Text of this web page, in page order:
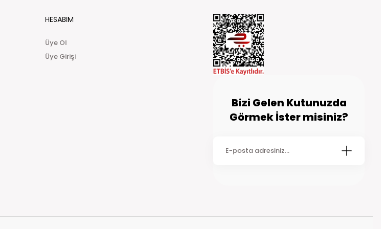
aracılık etmesi sebebiyle kapıda nakit ödemelerde 90 TL ve kapıda kredi kartı ile ödemelerde 90 TL kapıda ödeme
Siparişinizi oluşturduktan sonra en geç 24 saat içinde kargoya teslim edilmektedir. Siparişiniz kargoya teslim
edildikten sonra 1 ile 3 iş günü içerisinde Yurtiçi kargo şirketi tarafından size ulaştırılır. Bazı kırsal bölgelerde
HESABIM
Üye Ol
Üye Girişi
Bizi Gelen Kutunuzda
Görmek İster misiniz?